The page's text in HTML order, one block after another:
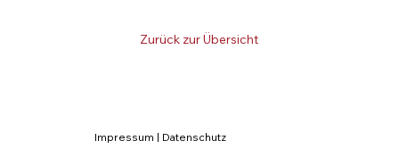
Zurück zur Übersicht
Impressum | Datenschutz